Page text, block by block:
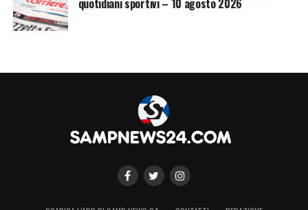
quotidiani sportivi – 10 agosto 2026